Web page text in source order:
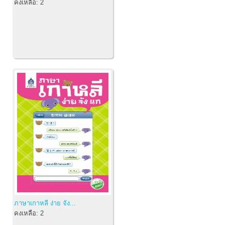
คงเหลือ: 2
ภาษาเกาหลี ง่าย จัง...
คงเหลือ: 2